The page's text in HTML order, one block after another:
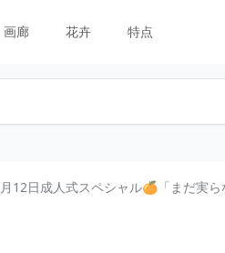
画廊 花卉 特点
12日成人式スペシャル🍊「まだ実